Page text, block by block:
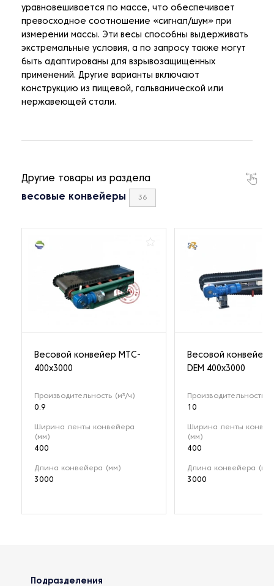
уравновешивается по массе, что обеспечивает
превосходное соотношение «сигнал/шум» при
измерении массы. Эти весы способны выдерживать
экстремальные условия, а по запросу также могут
быть адаптированы для взрывозащищенных
применений. Другие варианты включают
конструкцию из пищевой, гальванической или
нержавеющей стали.
Другие товары из раздела
весовые конвейеры 36
Весовой конвейер MTC-
400x3000
Производительность (м³/ч)
0.9
Ширина ленты конвейера
(мм)
400
Длина конвейера (мм)
3000
Весовой конвейер
DEM 400х3000
Производительность
10
Ширина ленты
(мм)
400
Длина конвейера (мм)
3000
Подразделения